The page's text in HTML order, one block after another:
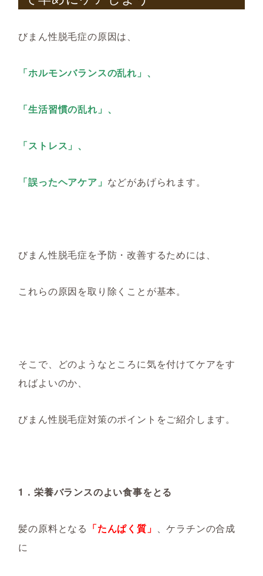
びまん性脱毛症の原因は、
「ホルモンバランスの乱れ」、
「生活習慣の乱れ」、
「ストレス」、
「誤ったヘアケア」 などがあげられます。
びまん性脱毛症を予防・改善するためには、
これらの原因を取り除くことが基本。
そこで、
どのようなところに気を付けてケアをす
ればよいのか、
びまん性脱毛症対策のポイントをご紹介します。
1．栄養バランスのよい食事をとる
髪の原料となる 「たんぱく質」 、ケラチンの合成
に